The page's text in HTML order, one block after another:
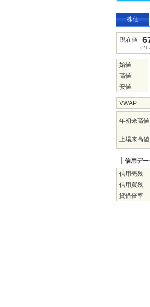
株価
現在値
始値
高値
安値
VWAP
年初来高値
上場来高値
信用デー
信用売残
信用買残
貸借倍率